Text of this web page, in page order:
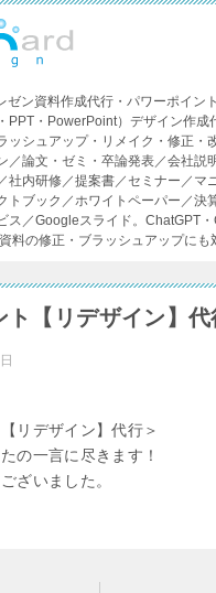
ゼン資料作成代行・パワーポイン
PPT・PowerPoint）デザイン作成
ッシュアップ・リメイク・修正・
／論文・ゼミ・卒論発表／会社説
社内研修／提案書／セミナー／マ
トブック／ホワイトペーパー／決
ス／Googleスライド。ChatGPT
料の修正・ブラッシュアップにも
ト【リデザイン】代
リデザイン】代行＞
の一言に尽きます！
ざいました。